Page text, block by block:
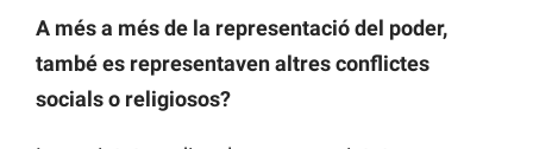
A més a més de la representació del poder,
també es representaven altres conflictes
socials o religiosos?